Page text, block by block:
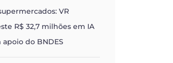
VR
R$ 32,7 milhões em IA
do BNDES